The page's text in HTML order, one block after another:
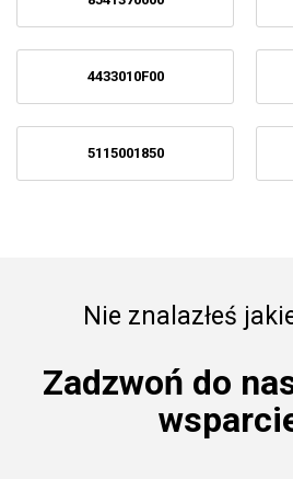
4433010F00
5115001850
Nie znalazłeś
Zadzwoń do